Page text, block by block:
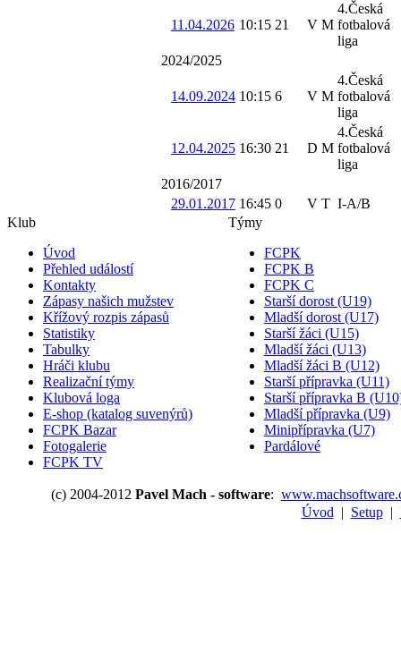
11.04.2026 10:15 21 V M
4.Česká
fotbalová
liga
2024/2025
14.09.2024 10:15 6 V M
4.Česká
fotbalová
liga
12.04.2025 16:30 21 D M
4.Česká
fotbalová
liga
2016/2017
29.01.2017 16:45 0 V T I-A/B
Klub
Úvod
Přehled událostí
Kontakty
Zápasy našich mužstev
Křížový rozpis zápasů
Statistiky
Tabulky
Hráči klubu
Realizační týmy
Klubová loga
E-shop (katalog suvenýrů)
FCPK Bazar
Fotogalerie
FCPK TV
Týmy
FCPK
FCPK B
FCPK C
Starší dorost (U19)
Mladší dorost (U17)
Starší žáci (U15)
Mladší žáci (U13)
Mladší žáci B (U12)
Starší přípravka (U11)
Starší přípravka B
Mladší přípravka (U9)
Minipřípravka (U7)
Pardálové
(c) 2004-2012 Pavel Mach - software:
Úvod | Setup|